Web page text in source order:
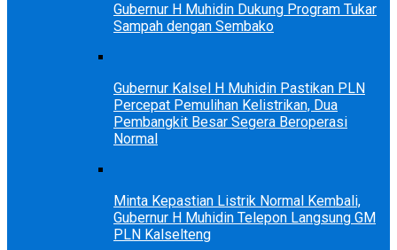
Gubernur H Muhidin Dukung Program Tukar
Sampah dengan Sembako
Gubernur Kalsel H Muhidin Pastikan PLN
Percepat Pemulihan Kelistrikan, Dua
Pembangkit Besar Segera Beroperasi
Normal
Minta Kepastian Listrik Normal Kembali,
Gubernur H Muhidin Telepon Langsung GM
PLN Kalselteng